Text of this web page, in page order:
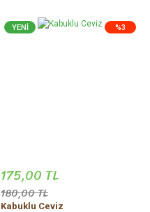
%3
YENİ
175,00 TL
180,00 TL
Kabuklu Ceviz